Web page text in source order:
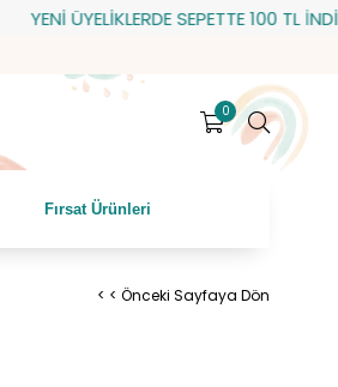
YENİ ÜYELİKLERDE SEPETTE 100 TL
0
Fırsat Ürünleri
< < Önceki Sayfaya Dön